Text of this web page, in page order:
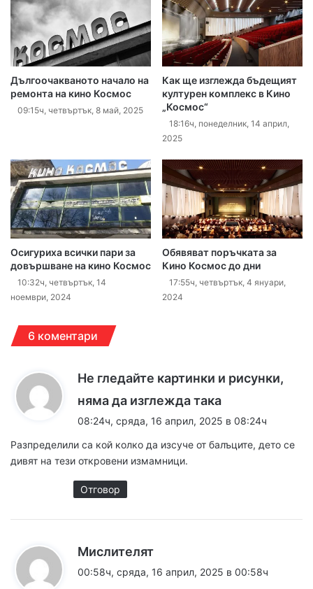
Дългоочакваното начало на
ремонта на кино Космос
09:15ч, четвъртък, 8 май, 2025
Как ще изглежда бъдещият
културен комплекс в Кино
„Космос“
18:16ч, понеделник, 14 април,
2025
Осигуриха всички пари за
довършване на кино Космос
10:32ч, четвъртък, 14
ноември, 2024
Обявяват поръчката за
Кино Космос до дни
17:55ч, четвъртък, 4 януари,
2024
6 коментари
Не гледайте картинки и рисунки,
няма да изглежда така
а
а
08:24ч, сряда, 16 април, 2025 в 08:24ч
Разпределили са кой колко да изсуче от балъците, дето се
дивят на тези откровени измамници.
Отговор
Мислителят
а
00:58ч, сряда, 16 април, 2025 в 00:58ч